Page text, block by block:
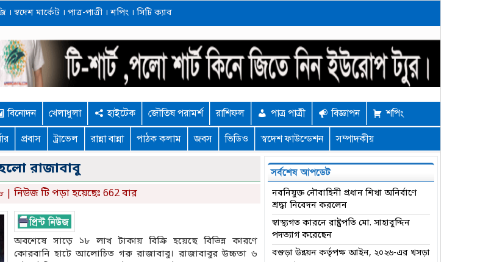
। স্বদেশ মার্কেট। পাত্র-পাত্রী। শপিং। সিটি ক্যাব
বিনোদন খেলাধুলা হাইটেক জৌতিষ পরামর্শ রাশিফল পাত্র পাত্রী বিজ্ঞাপন শপিং
প্রবাস ট্রাভেল রান্না বান্না পাঠক কলাম জবস ভিডিও স্বদেশ ফাউন্ডেশন সম্পাদকীয়
রাজাবাবু
নিউজ টি পড়া হয়েছেঃ 662 বার
অবশেষে সাড়ে ১৮ লাখ টাকায় বিক্রি হয়েছে বিভিন্ন কারণে
কোরবানি হাটে আলোচিত গরু রাজাবাবু। রাজাবাবুর উচ্চতা ৬
সর্বশেষ আপডেট
নবনিযুক্ত নৌবাহিনী প্রধান শিখা অনির্বাণে
শ্রদ্ধা নিবেদন করলেন
স্বাস্থ্যগত কারনে রাষ্ট্রপতি মো. সাহাবুদ্দিন
পদত্যাগ করেছেন
বগুড়া উন্নয়ন কর্তৃপক্ষ আইন, ২০২৬-এর খসড়া